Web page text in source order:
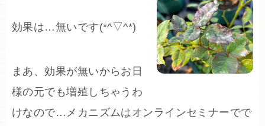
効果は…無いです(*^▽^*)
まあ、効果が無いからお日
様の元でも増殖しちゃうわ
けなので…メカニズムはオンラインセミナーでで